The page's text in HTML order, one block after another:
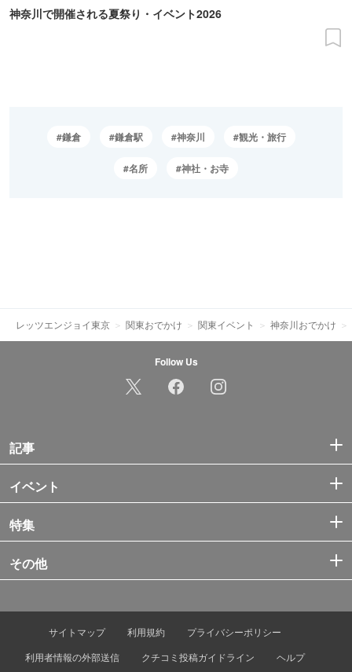
神奈川で開催される夏祭り・イベント2026
鎌倉 鎌倉駅 神奈川 観光・旅行
名所 神社・お寺
レッツエンジョイ東京 関東おでかけ 関東イベント 神奈川おでかけ
Follow Us
記事
イベント
特集
その他
サイトマップ 利用規約
プライバシーポリシー
利用者情報の外部送信
クチコミ投稿ガイドライン ヘルプ